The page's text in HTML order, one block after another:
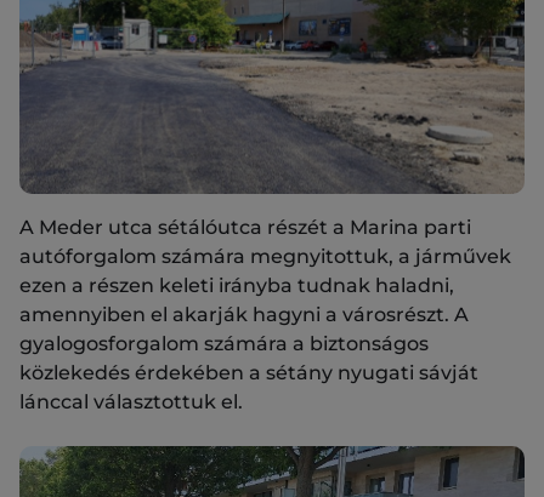
A Meder utca sétálóutca részét a Marina parti
autóforgalom számára megnyitottuk, a járművek
ezen a részen keleti irányba tudnak haladni,
amennyiben el akarják hagyni a városrészt. A
gyalogosforgalom számára a biztonságos
közlekedés érdekében a sétány nyugati sávját
lánccal választottuk el.